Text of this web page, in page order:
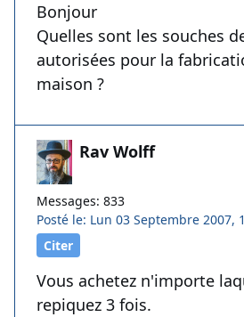
Bonjour
Quelles sont les souches
autorisées pour la
maison ?
Rav Wolff
Messages: 833
Posté le: Lun 03 Septembre 2007,
Citer
Vous achetez n'importe
repiquez 3 fois.